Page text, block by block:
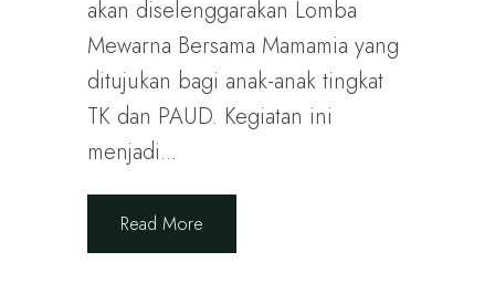
akan diselenggarakan Lomba
Mewarna Bersama Mamamia yang
ditujukan bagi anak-anak tingkat
TK dan PAUD. Kegiatan ini
menjadi...
Read More